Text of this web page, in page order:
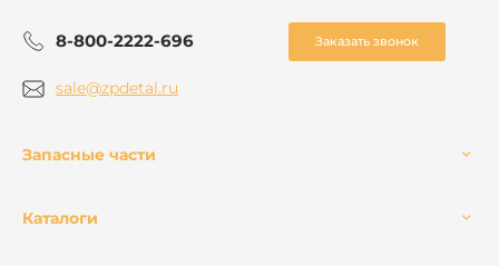
8-800-2222-696 Заказать звонок
sale@zpdetal.ru
Запасные части
Каталоги